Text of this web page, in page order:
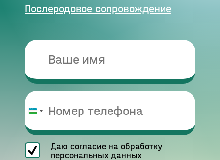
Послеродовое сопровождение
Узбекистан
Даю согласие на обработку
персональных данных